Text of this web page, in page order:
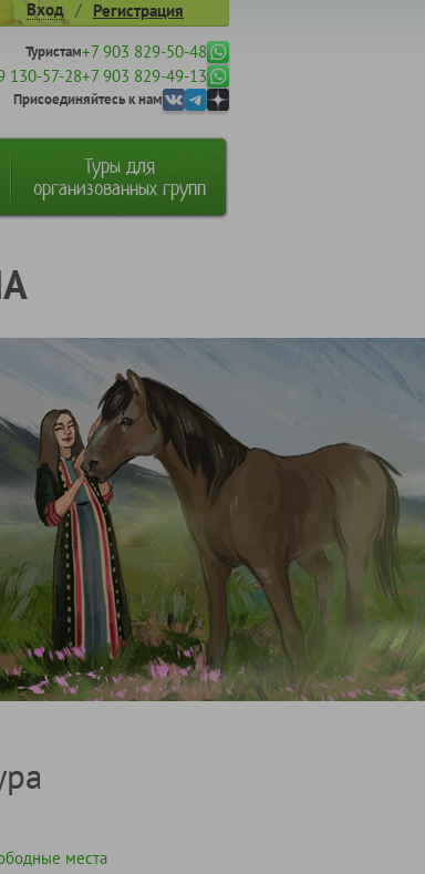
Вход / Регистрация
Туристам+7 903 829-50-48
130-57-28+7 903 829-49-13
Присоединяйтесь к нам
Туры для
организованных групп
места